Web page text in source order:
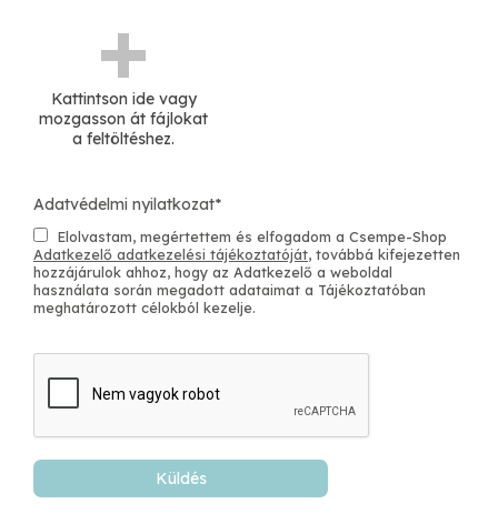
Kattintson ide vagy
mozgasson át fájlokat
a feltöltéshez.
Adatvédelmi nyilatkozat*
Elolvastam, megértettem és elfogadom a Csempe-Shop
Adatkezelő adatkezelési tájékoztatóját, továbbá kifejezetten
hozzájárulok ahhoz, hogy az Adatkezelő a weboldal
használata során megadott adataimat a Tájékoztatóban
meghatározott célokból kezelje.
Küldés